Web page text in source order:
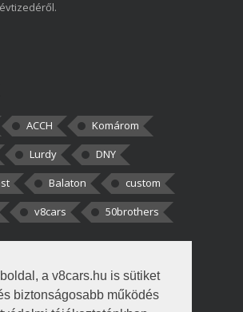
a v8cars.hu is sütiket
biztonságosabb működés
ACCH
Komárom
Lurdy
DNY
Balaton
custom
v8cars 50brothers
Elszúrtam! Én csak két
Nem tudtam, hogy fél autót,